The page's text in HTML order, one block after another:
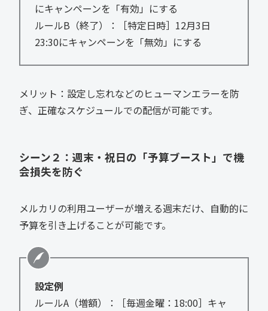
にキャンペーンを「有効」にする
ルールB（終了）：［特定日時］12月3日
23:30にキャンペーンを「無効」にする
メリット：設定し忘れなどのヒューマンエラーを防
ぎ、正確なスケジュールでの配信が可能です。
シーン２：週末・祝日の「予算ブースト」で機
会損失を防ぐ
メルカリの利用ユーザーが増える週末だけ、自動的に
予算を引き上げることが可能です。
設定例
ルールA（増額）：［毎週金曜：18:00］キャ